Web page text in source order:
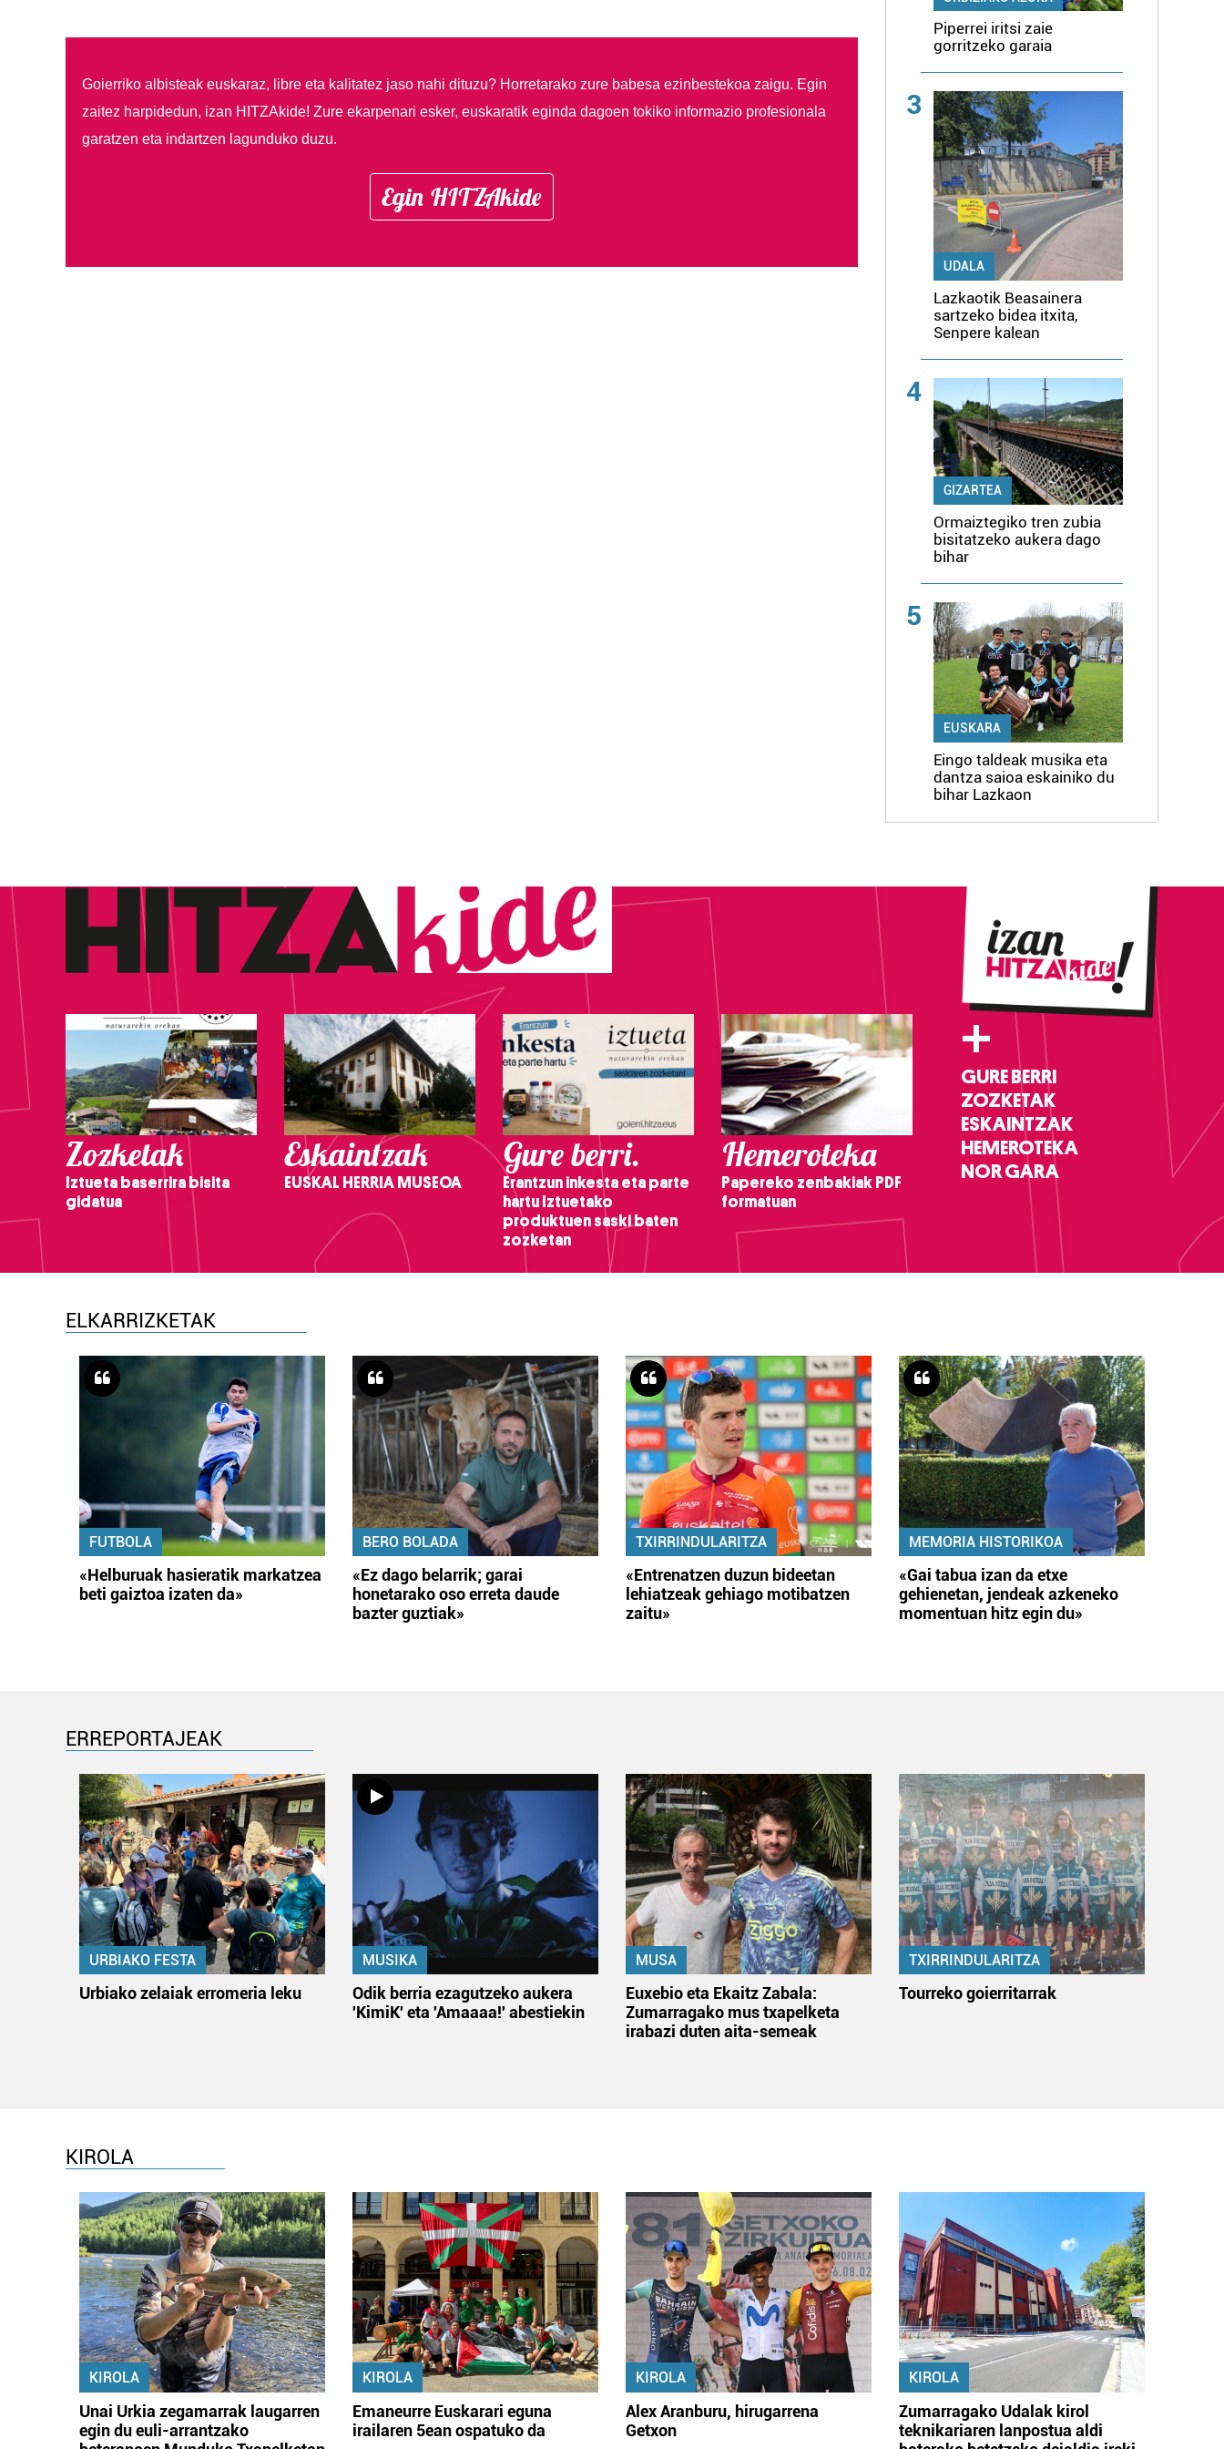
Goierriko albisteak euskaraz, libre eta kalitatez jaso nahi dituzu? Horretarako zure babesa ezinbestekoa zaigu. Egin
zaitez harpidedun, izan HITZAkide! Zure ekarpenari esker, euskaratik eginda dagoen tokiko informazio profesionala
garatzen eta indartzen lagunduko duzu.
Egin HITZAkide
Piperrei iritsi zaie
gorritzeko garaia
3
UDALA
Lazkaotik Beasainera
sartzeko bidea itxita,
Senpere kalean
4
GIZARTEA
Ormaiztegiko tren zubia
bisitatzeko aukera dago
bihar
5
EUSKARA
Eingo taldeak musika eta
dantza saioa eskainiko du
bihar Lazkaon
Zozketak
Iztueta baserrira bisita
gidatua
Eskaintzak
EUSKAL HERRIA MUSEOA
Gure berri.
Erantzun inkesta eta parte
hartu Iztuetako
produktuen saski baten
zozketan
Hemeroteka
Papereko zenbakiak PDF
formatuan
+
GURE BERRI
ZOZKETAK
ESKAINTZAK
HEMEROTEKA
NOR GARA
ELKARRIZKETAK
FUTBOLA
«Helburuak hasieratik markatzea
beti gaiztoa izaten da»
BERO BOLADA
«Ez dago belarrik; garai
honetarako oso erreta daude
bazter guztiak»
TXIRRINDULARITZA
«Entrenatzen duzun bideetan
lehiatzeak gehiago motibatzen
zaitu»
MEMORIA HISTORIKOA
«Gai tabua izan da etxe
gehienetan, jendeak azkeneko
momentuan hitz egin du»
ERREPORTAJEAK
URBIAKO FESTA
Urbiako zelaiak erromeria leku
MUSIKA
Odik berria ezagutzeko aukera
'KimiK' eta 'Amaaaa!' abestiekin
MUSA
Euxebio eta Ekaitz Zabala:
Zumarragako mus txapelketa
irabazi duten aita-semeak
TXIRRINDULARITZA
Tourreko goierritarrak
KIROLA
KIROLA
Unai Urkia zegamarrak laugarren
egin du euli-arrantzako
KIROLA
Emaneurre Euskarari eguna
irailaren 5ean ospatuko da
KIROLA
Alex Aranburu, hirugarrena
Getxon
KIROLA
Zumarragako Udalak kirol
teknikariaren lanpostua aldi